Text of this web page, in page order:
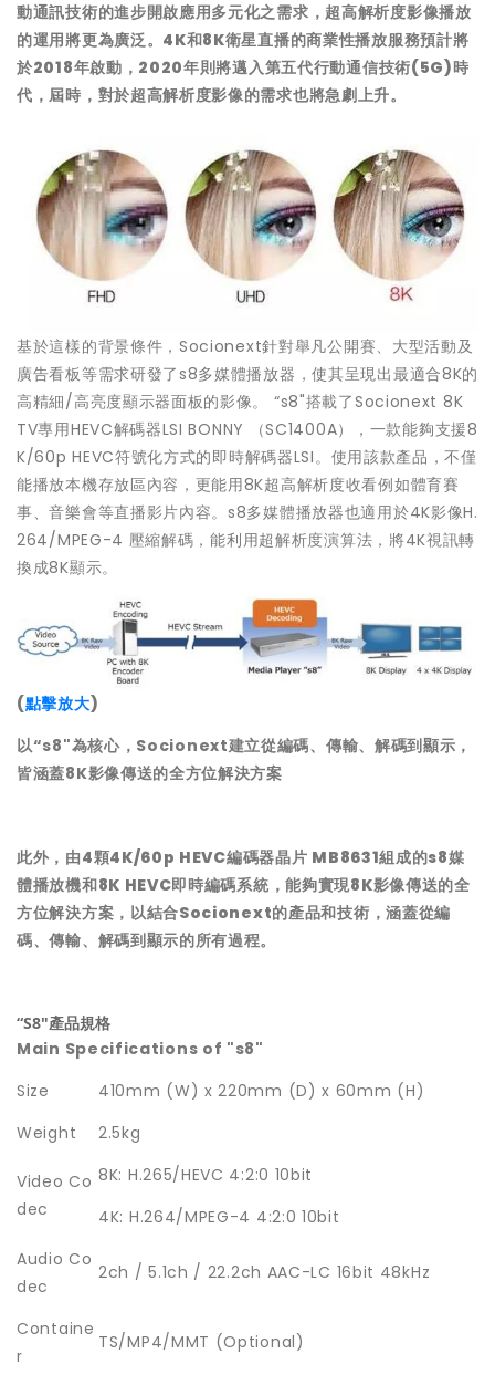
動通訊技術的進步開啟應用多元化之需求，超高解析度影像播放
的運用將更為廣泛。4K和8K衛星直播的商業性播放服務預計將
於2018年啟動，2020年則將邁入第五代行動通信技術(5G)時
代，屆時，對於超高解析度影像的需求也將急劇上升。
基於這樣的背景條件，Socionext針對舉凡公開賽、大型活動及
廣告看板等需求研發了s8多媒體播放器，使其呈現出最適合8K的
高精細/高亮度顯示器面板的影像。 “s8"搭載了Socionext 8K
TV專用HEVC解碼器LSI BONNY （SC1400A），一款能夠支援8
K/60p HEVC符號化方式的即時解碼器LSI。使用該款產品，不僅
能播放本機存放區內容，更能用8K超高解析度收看例如體育賽
事、音樂會等直播影片內容。s8多媒體播放器也適用於4K影像H.
264/MPEG-4 壓縮解碼，能利用超解析度演算法，將4K視訊轉
換成8K顯示。
(點擊放大)
以“s8"為核心，Socionext建立從編碼、傳輸、解碼到顯示，
皆涵蓋8K影像傳送的全方位解決方案
此外，由4顆4K/60p HEVC編碼器晶片 MB8631組成的s8媒
體播放機和8K HEVC即時編碼系統，能夠實現8K影像傳送的全
方位解決方案，以結合Socionext的產品和技術，涵蓋從編
碼、傳輸、解碼到顯示的所有過程。
“S8"產品規格
Main Specifications of "s8"
Size
410mm (W) x 220mm (D) x 60mm (H)
Weight
2.5kg
Video Co
dec
8K: H.265/HEVC 4:2:0 10bit
4K: H.264/MPEG-4 4:2:0 10bit
Audio Co
dec
2ch / 5.1ch / 22.2ch AAC-LC 16bit 48kHz
Containe
r
TS/MP4/MMT (Optional)